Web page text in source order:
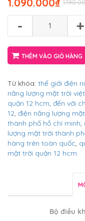
- +
THÊM VÀO GIỎ HÀNG
Từ khóa: thế giới điện
năng lượng mặt trời
quận 12 hcm, đến với
12, điện năng lượng
thành phố hồ chí minh,
lượng mặt trời thành
hàng trên toàn quốc,
mặt trời quận 12 hcm
Bộ điều